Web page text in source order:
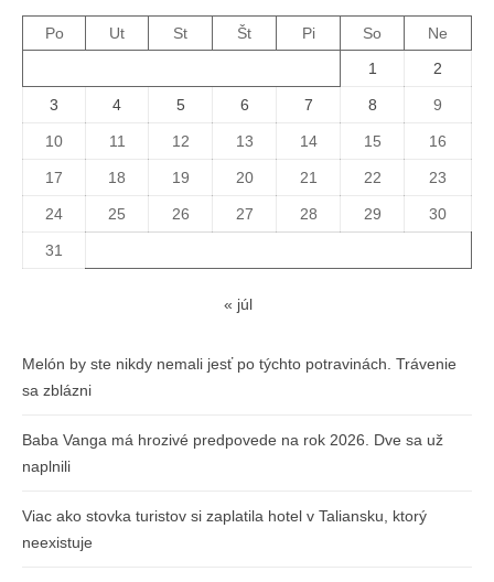
Po Ut St Št Pi So
Ne
1
2
3 4 5 6 7 8 9
10 11 12 13 14 15 16
17 18 19 20 21 22 23
24 25 26 27 28 29 30
31
« júl
Melón by ste nikdy nemali jesť po týchto potravinách. Trávenie
sa zblázni
Baba Vanga má hrozivé predpovede na rok 2026. Dve sa už
naplnili
Viac ako stovka turistov si zaplatila hotel v Taliansku, ktorý
neexistuje